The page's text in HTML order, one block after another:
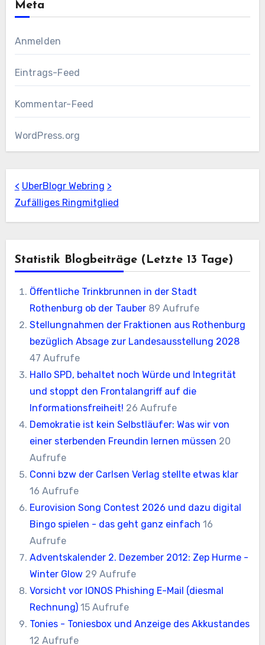
Meta
Anmelden
Eintrags-Feed
Kommentar-Feed
WordPress.org
< UberBlogr Webring >
Zufälliges Ringmitglied
Statistik Blogbeiträge (letzte 13 Tage)
Öffentliche Trinkbrunnen in der Stadt
Rothenburg ob der Tauber 89 Aufrufe
Stellungnahmen der Fraktionen aus Rothenburg
bezüglich Absage zur Landesausstellung 2028
47 Aufrufe
Hallo SPD, behaltet noch Würde und Integrität
und stoppt den Frontalangriff auf die
Informationsfreiheit! 26 Aufrufe
Demokratie ist kein Selbstläufer: Was wir von
einer sterbenden Freundin lernen müssen 20
Aufrufe
Conni bzw der Carlsen Verlag stellte etwas klar
16 Aufrufe
Eurovision Song Contest 2026 und dazu digital
Bingo spielen - das geht ganz einfach 16
Aufrufe
Adventskalender 2. Dezember 2012: Zep Hurme -
Winter Glow 29 Aufrufe
Vorsicht vor IONOS Phishing E-Mail (diesmal
Rechnung) 15 Aufrufe
Tonies - Toniesbox und Anzeige des Akkustandes
12 Aufrufe